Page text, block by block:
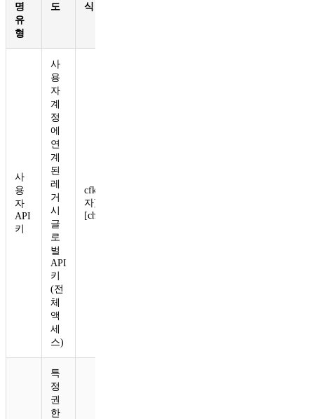
명
유
형
도
식
사
용
자
API
키
사
용
자
계
정
에
연
계
된
레
거
시
글
로
벌
API
키
(전
체
액
세
스)
cfk_[40
자]
[checksum]
특
정
권
한